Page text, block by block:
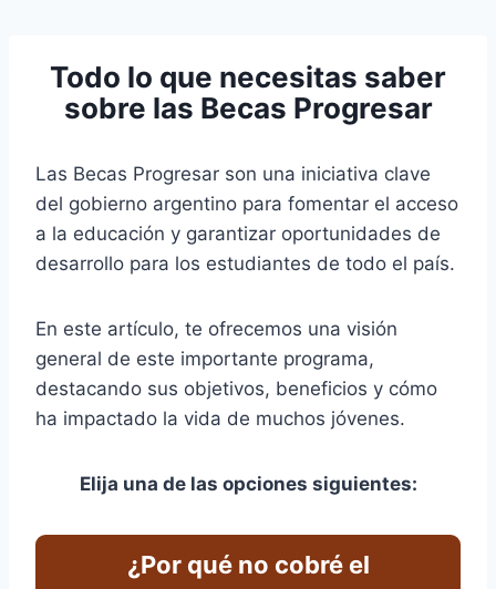
Conteúdo
Todo lo que necesitas saber
sobre las Becas Progresar
Las Becas Progresar son una iniciativa clave
del gobierno argentino para fomentar el acceso
a la educación y garantizar oportunidades de
desarrollo para los estudiantes de todo el país.
En este artículo, te ofrecemos una visión
general de este importante programa,
destacando sus objetivos, beneficios y cómo
ha impactado la vida de muchos jóvenes.
Elija una de las opciones siguientes:
¿Por qué no cobré el